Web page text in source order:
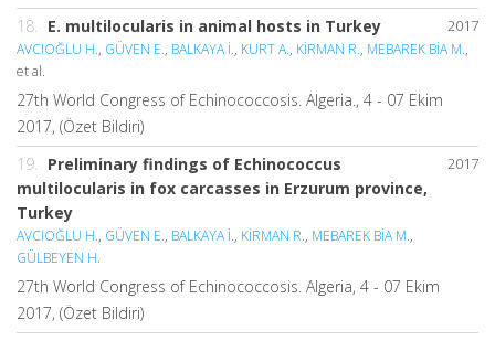
2017
18. E. multilocularis in animal hosts in Turkey
AVCIOĞLU H., GÜVEN E., BALKAYA İ., KURT A., KİRMAN R., MEBAREK BİA M.,
et al.
27th World Congress of Echinococcosis. Algeria., 4 - 07 Ekim
2017, (Özet Bildiri)
2017
19. Preliminary findings of Echinococcus
multilocularis in fox carcasses in Erzurum province,
Turkey
AVCIOĞLU H., GÜVEN E., BALKAYA İ., KİRMAN R., MEBAREK BİA M.,
GÜLBEYEN H.
27th World Congress of Echinococcosis. Algeria, 4 - 07 Ekim
2017, (Özet Bildiri)